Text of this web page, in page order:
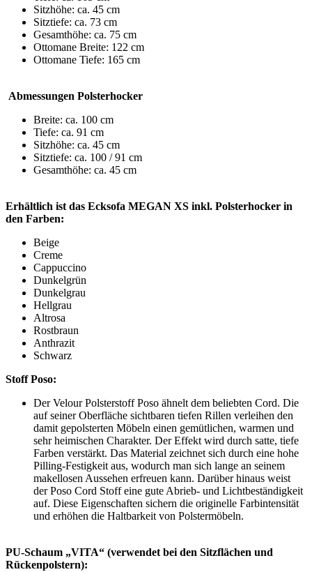
Sitzhöhe: ca. 45 cm
Sitztiefe: ca. 73 cm
Gesamthöhe: ca. 75 cm
Ottomane Breite: 122 cm
Ottomane Tiefe: 165 cm
Abmessungen Polsterhocker
Breite: ca. 100 cm
Tiefe: ca. 91 cm
Sitzhöhe: ca. 45 cm
Sitztiefe: ca. 100 / 91 cm
Gesamthöhe: ca. 45 cm
Erhältlich ist das Ecksofa MEGAN XS inkl. Polsterhocker in
den Farben:
Beige
Creme
Cappuccino
Dunkelgrün
Dunkelgrau
Hellgrau
Altrosa
Rostbraun
Anthrazit
Schwarz
Stoff Poso:
Der Velour Polsterstoff Poso ähnelt dem beliebten Cord. Die
auf seiner Oberfläche sichtbaren tiefen Rillen verleihen den
damit gepolsterten Möbeln einen gemütlichen, warmen und
sehr heimischen Charakter. Der Effekt wird durch satte, tiefe
Farben verstärkt. Das Material zeichnet sich durch eine hohe
Pilling-Festigkeit aus, wodurch man sich lange an seinem
makellosen Aussehen erfreuen kann. Darüber hinaus weist
der Poso Cord Stoff eine gute Abrieb- und Lichtbeständigkeit
auf. Diese Eigenschaften sichern die originelle Farbintensität
und erhöhen die Haltbarkeit von Polstermöbeln.
PU-Schaum „VITA“ (verwendet bei den Sitzflächen und
Rückenpolstern):